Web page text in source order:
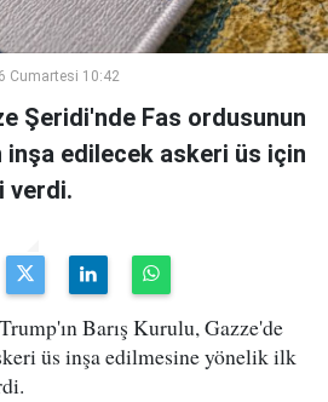
Cumartesi 10:42
Şeridi'nde Fas ordusunun
inşa edilecek askeri üs için
verdi.
Barış Kurulu, Gazze'de
üs inşa edilmesine yönelik ilk